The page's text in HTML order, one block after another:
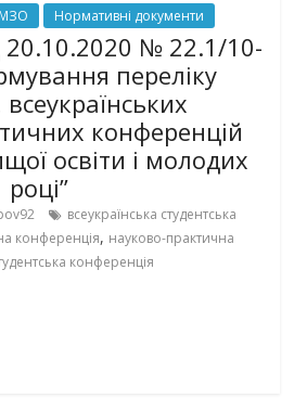
Нормативні документи
20.10.2020 № 22.1/10-
переліку
конференцій
освіти і молодих
всеукраїнська студентська
конференція, науково-практична
конференція